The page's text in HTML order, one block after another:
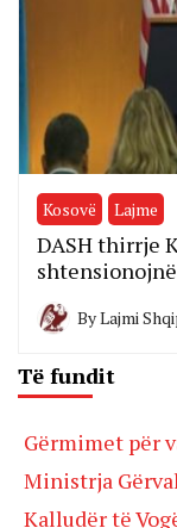
Kosovë Lajme
DASH thirrje
ByLajmi
Të fundit
Gërmimet për
Ministrja
Kalludër të